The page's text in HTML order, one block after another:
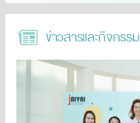
ข่าวสารและกิจกรรม